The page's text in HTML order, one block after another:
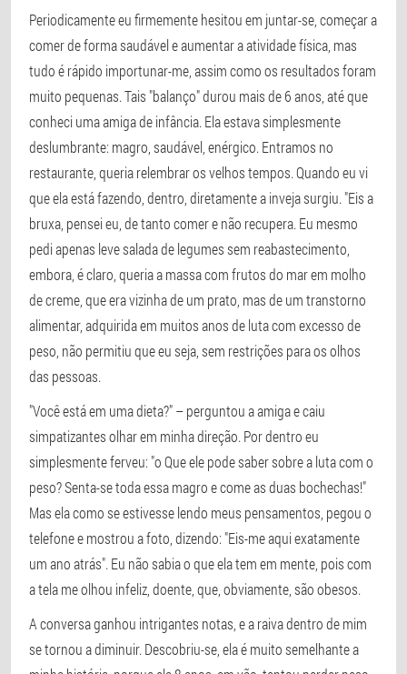
Periodicamente eu firmemente hesitou em juntar-se, começar a
comer de forma saudável e aumentar a atividade física, mas
tudo é rápido importunar-me, assim como os resultados foram
muito pequenas. Tais "balanço" durou mais de 6 anos, até que
conheci uma amiga de infância. Ela estava simplesmente
deslumbrante: magro, saudável, enérgico. Entramos no
restaurante, queria relembrar os velhos tempos. Quando eu vi
que ela está fazendo, dentro, diretamente a inveja surgiu. "Eis a
bruxa, pensei eu, de tanto comer e não recupera. Eu mesmo
pedi apenas leve salada de legumes sem reabastecimento,
embora, é claro, queria a massa com frutos do mar em molho
de creme, que era vizinha de um prato, mas de um transtorno
alimentar, adquirida em muitos anos de luta com excesso de
peso, não permitiu que eu seja, sem restrições para os olhos
das pessoas.
"Você está em uma dieta?" – perguntou a amiga e caiu
simpatizantes olhar em minha direção. Por dentro eu
simplesmente ferveu: "o Que ele pode saber sobre a luta com o
peso? Senta-se toda essa magro e come as duas bochechas!"
Mas ela como se estivesse lendo meus pensamentos, pegou o
telefone e mostrou a foto, dizendo: "Eis-me aqui exatamente
um ano atrás". Eu não sabia o que ela tem em mente, pois com
a tela me olhou infeliz, doente, que, obviamente, são obesos.
A conversa ganhou intrigantes notas, e a raiva dentro de mim
se tornou a diminuir. Descobriu-se, ela é muito semelhante a